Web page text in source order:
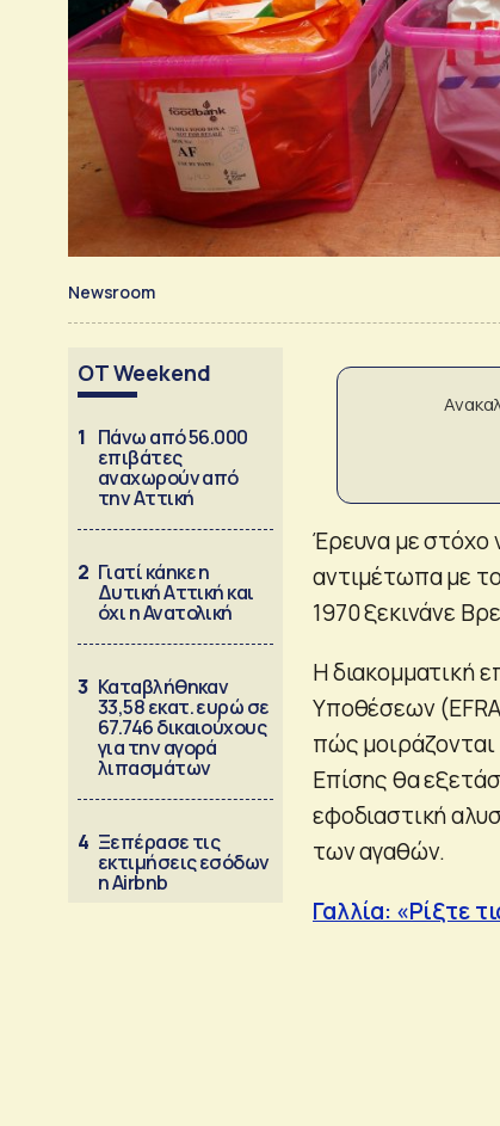
Newsroom
OT Weekend
1 Πάνω από 56.000
επιβάτες
αναχωρούν από
την Αττική
2 Γιατί κάηκε η
Δυτική Αττική και
όχι η Ανατολική
3 Καταβλήθηκαν
33,58 εκατ. ευρώ σε
67.746 δικαιούχους
για την αγορά
λιπασμάτων
4 Ξεπέρασε τις
εκτιμήσεις εσόδων
η Airbnb
Έρευνα με στόχο
αντιμέτωπα με
1970 ξεκινάνε
Η διακομματική
Υποθέσεων
πώς μοιράζονται
Επίσης θα
εφοδιαστική
των αγαθών.
Γαλλία: «Ρίξτε